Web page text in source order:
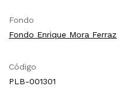
Fondo
Fondo Enrique Mora Ferraz
Código
PLB-001301